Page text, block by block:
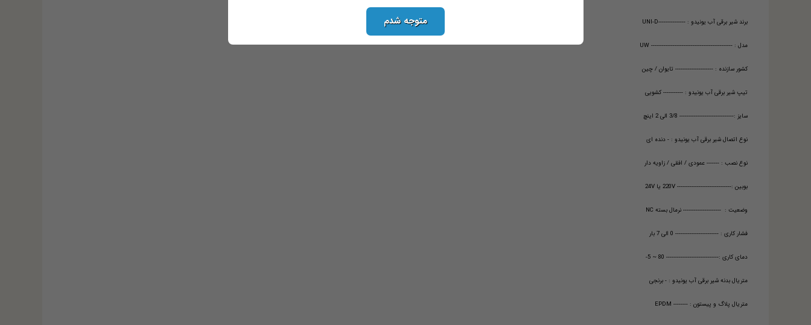
برند شیر برقی آب یونیدو : ---------------UNI-D
مدل : --------------------------------------------- UW
کشور سازنده : --------------------- تایوان / چین
تیپ شیر برقی آب یونیدو : ----------- کشویی
سایز :------------------------------ 3/8 الی 2 اینچ
نوع اتصال شیر برقی آب یونیدو : - دنده ای
نوع نصب : ------- عمودی / افقی / زاویه دار
بوبین :------------------------------ 220V یا 24V
وضعیت : --------------------- نرمال بسته NC
فشار کاری : ------------------------ 0 الی 7 بار
دمای کاری :----------------------------- 80 ~ 5-
متریال بدنه شیر برقی آب یونیدو : - برنجی
متریال پلاگ و پیستون : -------- EPDM
متوجه شدم